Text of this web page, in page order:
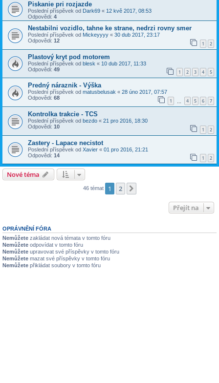
Piskanie pri rozjazde
Poslední příspěvek od Dark69 « 12 kvě 2017, 08:53
Odpovědi: 4
Nestabilni vozidlo, tahne ke strane, nedrzi rovny smer
Poslední příspěvek od Mickeyyyy « 30 dub 2017, 23:17
Odpovědi: 12 1 2
Plastový kryt pod motorem
Poslední příspěvek od blesk « 10 dub 2017, 11:33
Odpovědi: 49 1 2 3 4 5
Predný náraznik - Výška
Poslední příspěvek od matusbelusak « 28 úno 2017, 07:57
Odpovědi: 68 1 4 5 6 7
Kontrolka trakcie - TCS
Poslední příspěvek od bezdo « 21 pro 2016, 18:30
Odpovědi: 10 1 2
Zastery - Lapace necistot
Poslední příspěvek od Xavier « 01 pro 2016, 21:21
Odpovědi: 14 1 2
Nové téma
46 témat 1 2
Přejít na
OPRÁVNĚNÍ FÓRA
Nemůžete zakládat nová témata v tomto fóru
Nemůžete odpovídat v tomto fóru
Nemůžete upravovat své příspěvky v tomto fóru
Nemůžete mazat své příspěvky v tomto fóru
Nemůžete přikládat soubory v tomto fóru